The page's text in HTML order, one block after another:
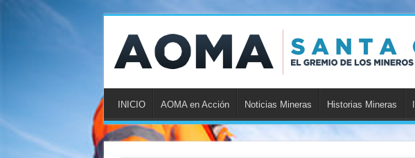
INICIO AOMA en Acción Noticias Mineras Historias Mineras